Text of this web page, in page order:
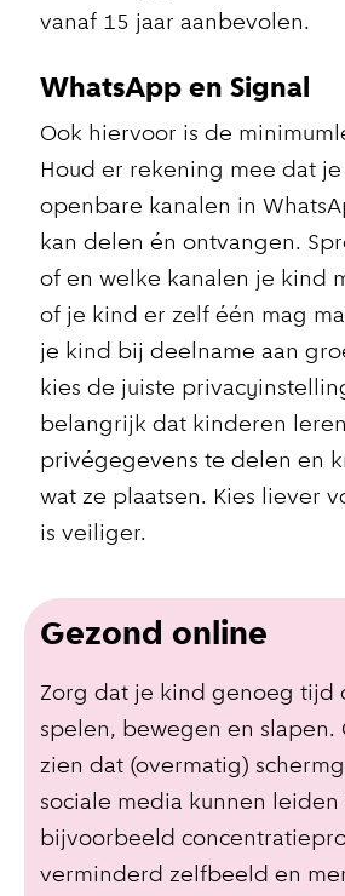
vanaf 15 jaar aanbevolen.
WhatsApp en Signal
Ook hiervoor is de
Houd er rekening mee dat
openbare kanalen in
kan delen én ontvangen.
of en welke kanalen je kind
of je kind er zelf één mag
je kind bij deelname aan
kies de juiste
belangrijk dat kinderen
privégegevens te delen en
wat ze plaatsen. Kies liever
is veiliger.
Gezond online
Zorg dat je kind genoeg tijd
spelen, bewegen en slapen.
zien dat (overmatig)
sociale media kunnen leiden
bijvoorbeeld
verminderd zelfbeeld en